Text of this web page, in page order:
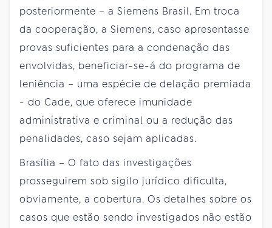
posteriormente – a Siemens Brasil. Em troca
da cooperação, a Siemens, caso apresentasse
provas suficientes para a condenação das
envolvidas, beneficiar-se-á do programa de
leniência – uma espécie de delação premiada
- do Cade, que oferece imunidade
administrativa e criminal ou a redução das
penalidades, caso sejam aplicadas.
Brasília – O fato das investigações
prosseguirem sob sigilo jurídico dificulta,
obviamente, a cobertura. Os detalhes sobre os
casos que estão sendo investigados não estão